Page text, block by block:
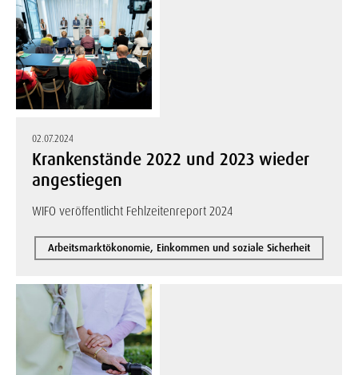
02.07.2024
Krankenstände 2022 und 2023 wieder
angestiegen
WIFO veröffentlicht Fehlzeitenreport 2024
Arbeitsmarktökonomie, Einkommen und soziale Sicherheit